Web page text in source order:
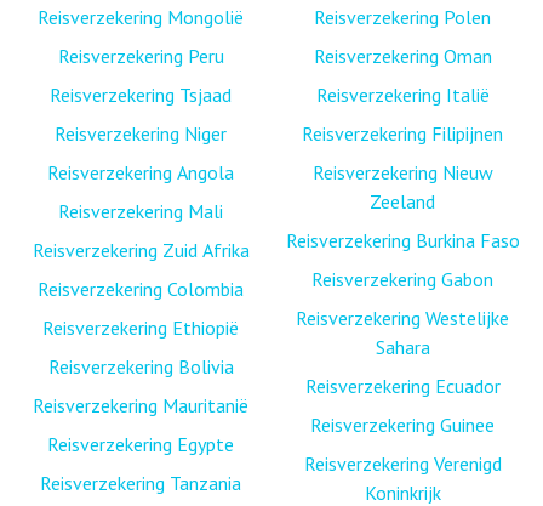
Reisverzekering Mongolië
Reisverzekering Peru
Reisverzekering Tsjaad
Reisverzekering Niger
Reisverzekering Angola
Reisverzekering Mali
Reisverzekering Zuid Afrika
Reisverzekering Colombia
Reisverzekering Ethiopië
Reisverzekering Bolivia
Reisverzekering Mauritanië
Reisverzekering Egypte
Reisverzekering Tanzania
Reisverzekering Polen
Reisverzekering Oman
Reisverzekering Italië
Reisverzekering Filipijnen
Reisverzekering Nieuw
Zeeland
Reisverzekering Burkina Faso
Reisverzekering Gabon
Reisverzekering Westelijke
Sahara
Reisverzekering Ecuador
Reisverzekering Guinee
Reisverzekering Verenigd
Koninkrijk